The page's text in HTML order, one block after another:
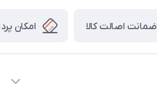
ضمانت اصالت کالا امکان